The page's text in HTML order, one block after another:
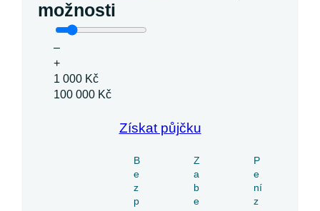
možnosti
–
+
1 000 Kč
100 000 Kč
Získat půjčku
B
e
z
p
Z
a
b
e
P
e
ní
z